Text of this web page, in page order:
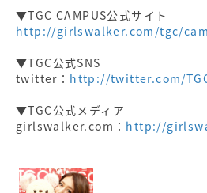
▼TGC CAMPUS公式サイト
http://girlswalker.com/tgc/
▼TGC公式SNS
twitter： http://twitter.com/
▼TGC公式メディア
girlswalker.com： http://